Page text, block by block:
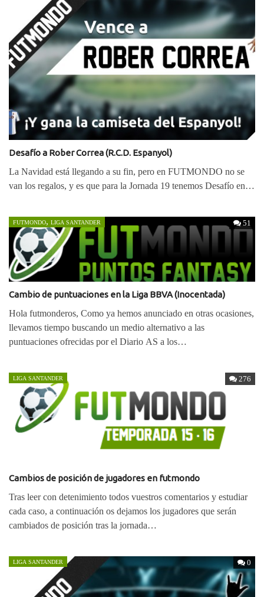
Desafío a Rober Correa (R.C.D. Espanyol)
La Navidad está llegando a su fin, pero en FUTMONDO no se
van los regalos, y es que para la Jornada 19 tenemos Desafío en…
51
FUTMONDO, LIGA SANTANDER
Cambio de puntuaciones en la Liga BBVA (Inocentada)
Hola futmonderos, Como ya hemos anunciado en otras ocasiones,
llevamos tiempo buscando un medio alternativo a las
puntuaciones ofrecidas por el Diario AS a los…
276
LIGA SANTANDER
Cambios de posición de jugadores en futmondo
Tras leer con detenimiento todos vuestros comentarios y estudiar
cada caso, a continuación os dejamos los jugadores que serán
cambiados de posición tras la jornada…
0
LIGA SANTANDER